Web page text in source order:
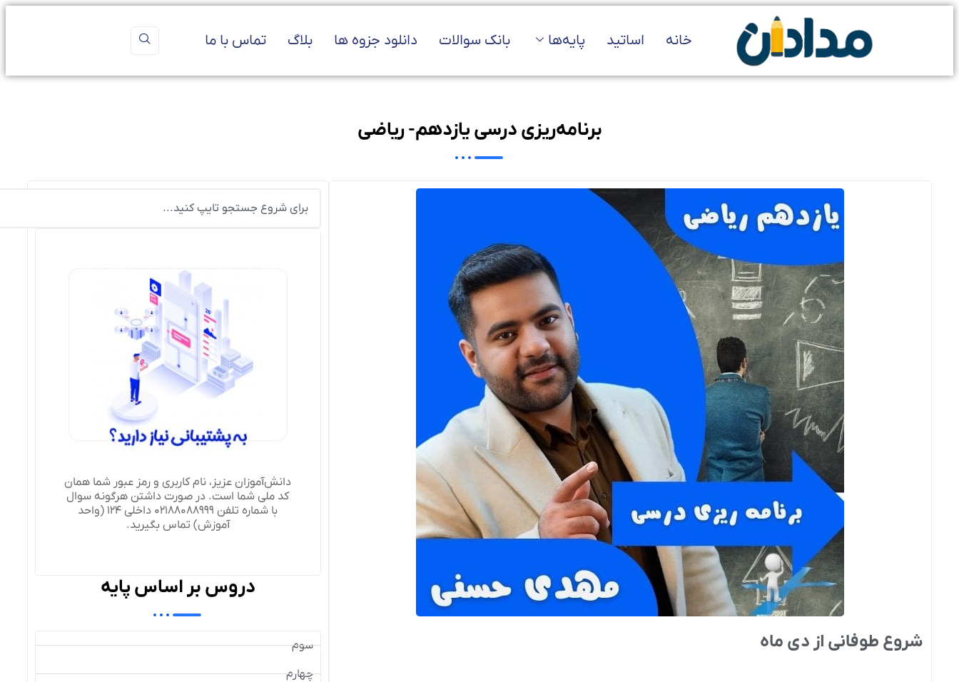
خانه اساتید پایه‌ها بانک سوالات دانلود جزوه ها بلاگ تماس با ما
برنامه‌ریزی درسی یازدهم- ریاضی
شروع طوفانی از دی ماه
دانش‌آموزان عزیز، نام کاربری و رمز عبور شما همان
کد ملی شما است. در صورت داشتن هرگونه سوال
با شماره تلفن 02188088999 داخلی 124 (واحد
آموزش) تماس بگیرید.
دروس بر اساس پایه
سوم
چهارم